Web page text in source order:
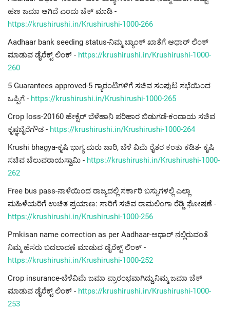
ಹಣ ಜಮಾ ಆಗಿದೆ ಎಂದು ಚೆಕ್ ಮಾಡಿ -
https://krushirushi.in/Krushirushi-1000-266
Aadhaar bank seeding status-ನಿಮ್ಮ ಬ್ಯಾಂಕ್ ಖಾತೆಗೆ ಆಧಾರ್ ಲಿಂಕ್
ಮಾಡುವ ಡೈರೆಕ್ಟ್ ಲಿಂಕ್ - https://krushirushi.in/Krushirushi-1000-
260
5 Guarantees approved-5 ಗ್ಯಾರಂಟಿಗಳಿಗೆ ಸಚಿವ ಸಂಪುಟ ಸಭೆಯಿಂದ
ಒಪ್ಪಿಗೆ - https://krushirushi.in/Krushirushi-1000-265
Crop loss-20160 ಹೇಕ್ಟೆರ್ ಬೆಳೆಹಾನಿ ಪರಿಹಾರ ಬಿಡುಗಡೆ-ಕಂದಾಯ ಸಚಿವ
ಕೃಷ್ಞಬೈರೆಗೌಡ - https://krushirushi.in/Krushirushi-1000-264
Krushi bhagya-ಕೃಷಿ ಭಾಗ್ಯ ಮರು ಜಾರಿ, ಬೆಳೆ ವಿಮೆ ರೈತರ ಕಂತು ಕಡಿತ- ಕೃಷಿ
ಸಚಿವ ಚೆಲುವರಾಯಸ್ವಾಮಿ - https://krushirushi.in/Krushirushi-1000-
262
Free bus pass-ನಾಳೆಯಿಂದ ರಾಜ್ಯದಲ್ಲಿ ಸರ್ಕಾರಿ ಬಸ್ಸುಗಳಲ್ಲಿ ಎಲ್ಲಾ
ಮಹಿಳೆಯರಿಗೆ ಉಚಿತ ಪ್ರಯಾಣ: ಸಾರಿಗೆ ಸಚಿವ ರಾಮಲಿಂಗಾ ರೆಡ್ಡಿ ಘೋಷಣೆ -
https://krushirushi.in/Krushirushi-1000-256
Pmkisan name correction as per Aadhaar-ಆಧಾರ್ ನಲ್ಲಿರುವಂತೆ
ನಿಮ್ಮ ಹೆಸರು ಬದಲಾವಣೆ ಮಾಡುವ ಡೈರೆಕ್ಟ್ ಲಿಂಕ್ -
https://krushirushi.in/Krushirushi-1000-252
Crop insurance-ಬೆಳೆವಿಮೆ ಜಮಾ ಪ್ರಾರಂಭವಾಗಿದ್ದು,ನಿಮ್ಮ ಜಮಾ ಚೆಕ್
ಮಾಡುವ ಡೈರೆಕ್ಟ್ ಲಿಂಕ್ - https://krushirushi.in/Krushirushi-1000-
253